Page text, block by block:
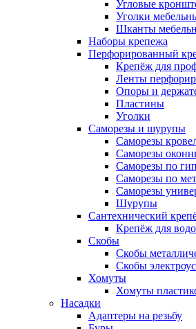
Угловые
Уголки
Шканты
Наборы крепежа
Перфорированный
Крепёж для
Ленты
Опоры и
Пластины
Уголки
Саморезы и шурупы
Саморезы
Саморезы
Саморезы по
Саморезы по
Саморезы
Шурупы
Сантехнический
Крепёж для
Скобы
Скобы
Скобы
Хомуты
Хомуты
Насадки
Адаптеры на резьбу